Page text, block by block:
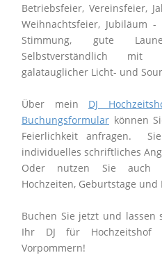
Betriebsfeier, Vereinsfeier,
Weihnachtsfeier, Jubiläum
Stimmung, gute
Selbstverständlich mit
galatauglicher Licht- und
Über mein DJ
Buchungsformular können
Feierlichkeit anfragen.
individuelles schriftliches
Oder nutzen Sie auch
Hochzeiten, Geburtstage und
Buchen Sie jetzt und
Ihr DJ für Hochzeitshof
Vorpommern!